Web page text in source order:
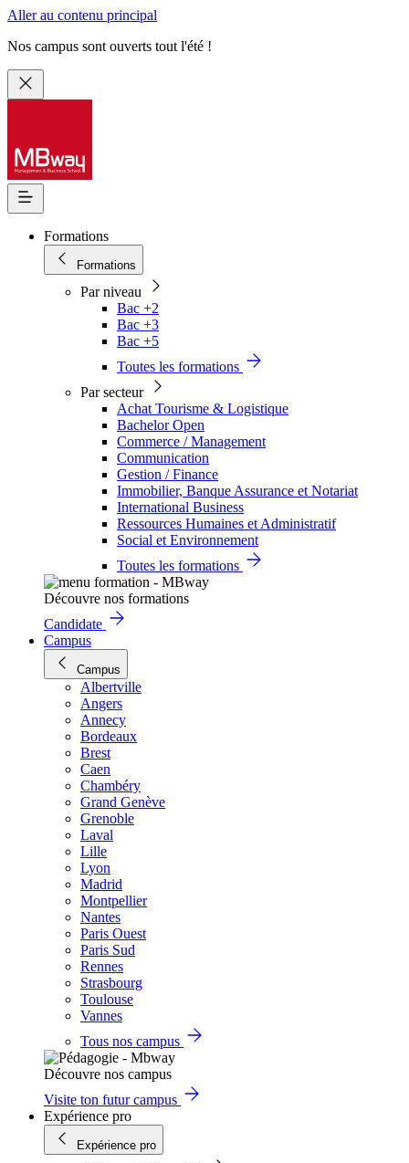
Aller au contenu principal
Nos campus sont ouverts tout l'été !
Formations
Formations
Par niveau
Bac +2
Bac +3
Bac +5
Toutes les formations
Par secteur
Achat Tourisme & Logistique
Bachelor Open
Commerce / Management
Communication
Gestion / Finance
Immobilier, Banque Assurance et Notariat
International Business
Ressources Humaines et Administratif
Social et Environnement
Toutes les formations
Découvre nos formations
Candidate
Campus
Campus
Albertville
Angers
Annecy
Bordeaux
Brest
Caen
Chambéry
Grand Genève
Grenoble
Laval
Lille
Lyon
Madrid
Montpellier
Nantes
Paris Ouest
Paris Sud
Rennes
Strasbourg
Toulouse
Vannes
Tous nos campus
Découvre nos campus
Visite ton futur campus
Expérience pro
Expérience pro